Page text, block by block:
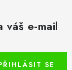
váš e-mail
SE